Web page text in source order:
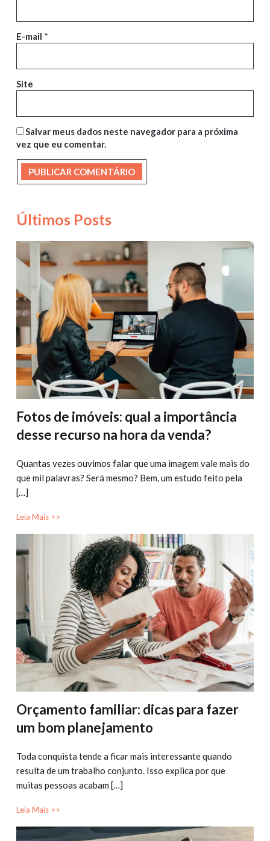
E-mail *
Site
Salvar meus dados neste navegador para a próxima
vez que eu comentar.
Últimos Posts
Fotos de imóveis: qual a importância
desse recurso na hora da venda?
Quantas vezes ouvimos falar que uma imagem vale mais do
que mil palavras? Será mesmo? Bem, um estudo feito pela
[…]
Leia Mais >>
Orçamento familiar: dicas para fazer
um bom planejamento
Toda conquista tende a ficar mais interessante quando
resulta de um trabalho conjunto. Isso explica por que
muitas pessoas acabam […]
Leia Mais >>